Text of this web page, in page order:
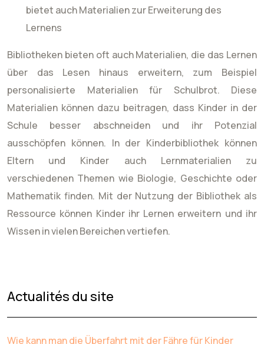
bietet auch Materialien zur Erweiterung des
Lernens
Bibliotheken bieten oft auch Materialien, die das Lernen
über das Lesen hinaus erweitern, zum Beispiel
personalisierte Materialien für Schulbrot. Diese
Materialien können dazu beitragen, dass Kinder in der
Schule besser abschneiden und ihr Potenzial
ausschöpfen können. In der Kinderbibliothek können
Eltern und Kinder auch Lernmaterialien zu
verschiedenen Themen wie Biologie, Geschichte oder
Mathematik finden. Mit der Nutzung der Bibliothek als
Ressource können Kinder ihr Lernen erweitern und ihr
Wissen in vielen Bereichen vertiefen.
Actualités du site
Wie kann man die Überfahrt mit der Fähre für Kinder